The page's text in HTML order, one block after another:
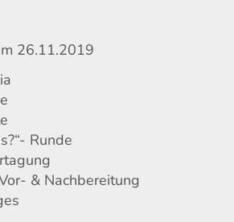
26.11.2019
Runde
& Nachbereitung